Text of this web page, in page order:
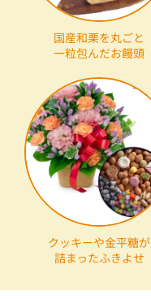
国産和栗を丸ごと
一粒包んだお饅頭
クッキーや金平糖が
詰まったふきよせ